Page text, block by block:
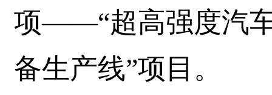
项——“超高强度汽
备生产线”项目。